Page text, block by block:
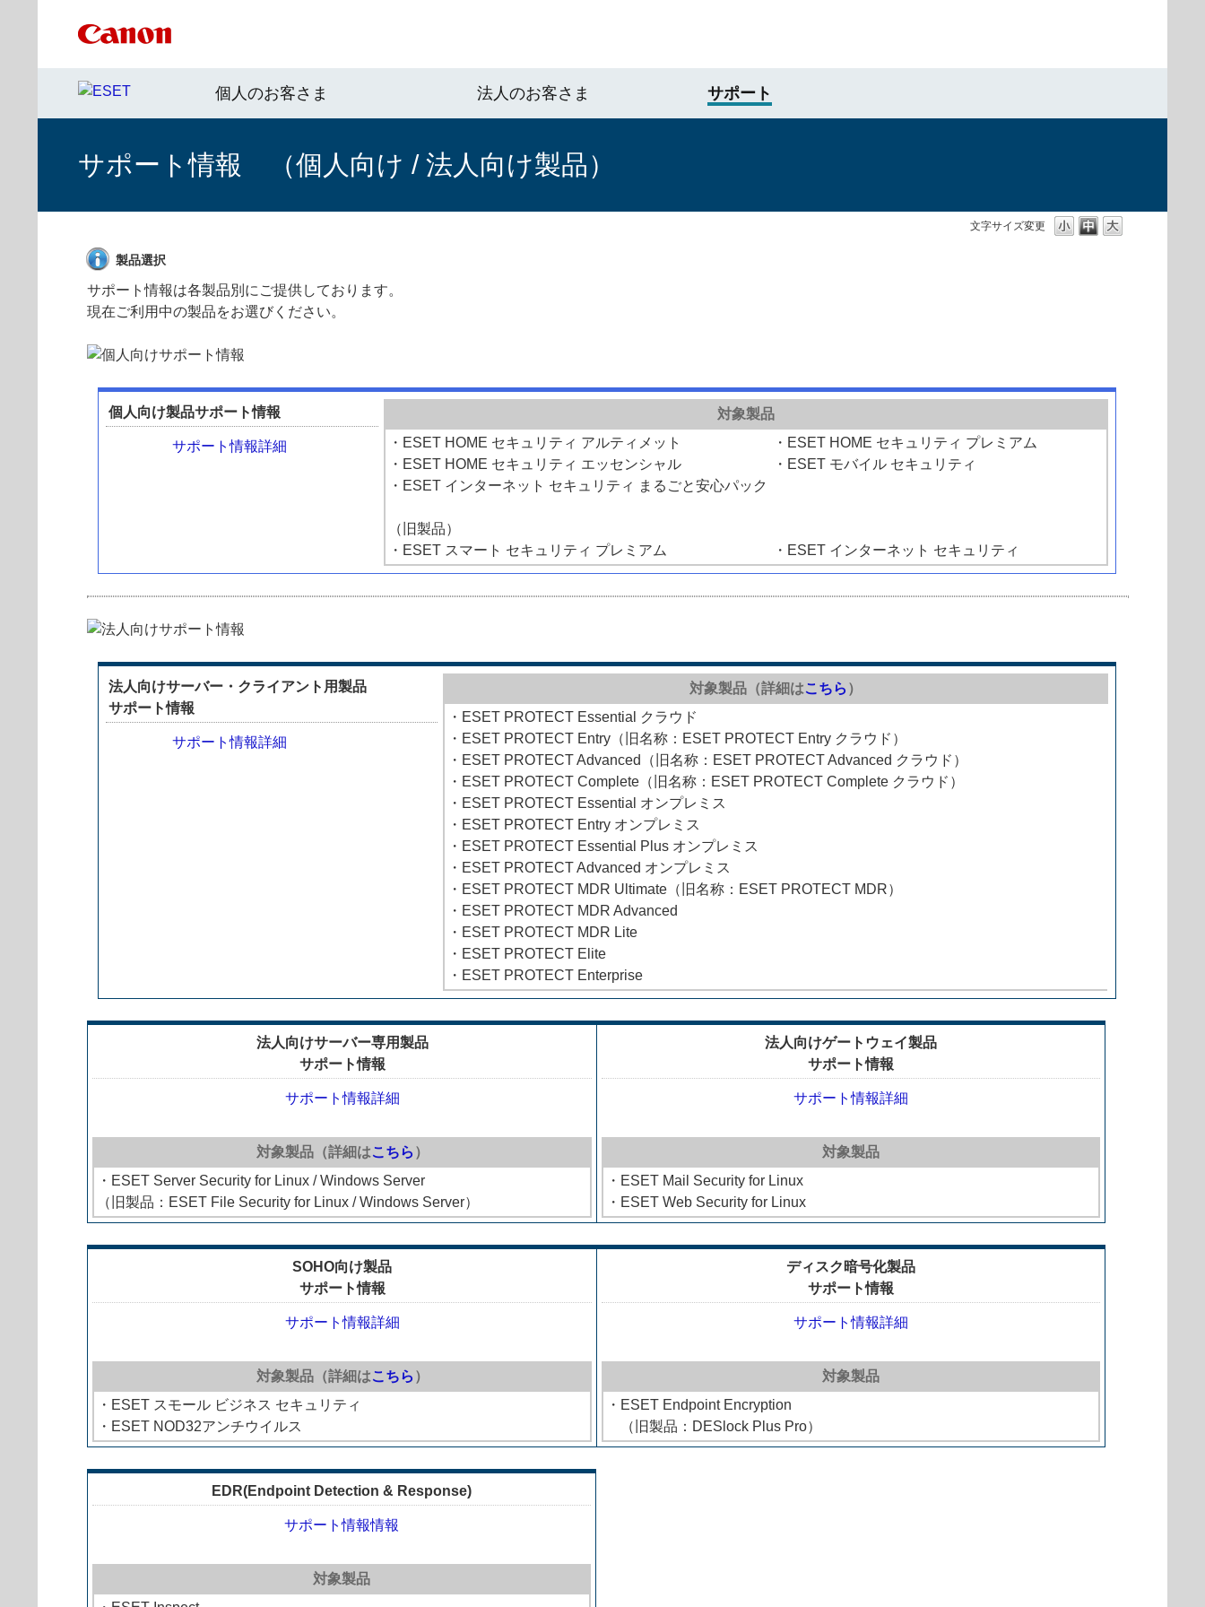
個人のお客さま 法人のお客さま サポート
サポート情報 （個人向け / 法人向け製品）
文字サイズ変更
製品選択
サポート情報は各製品別にご提供しております。
現在ご利用中の製品をお選びください。
個人向け製品サポート情報
サポート情報詳細
対象製品
・ESET HOME セキュリティ アルティメット
・ESET HOME セキュリティ エッセンシャル
・ESET インターネット セキュリティ まるごと安心パック
（旧製品）
・ESET スマート セキュリティ プレミアム
・ESET HOME セキュリティ プレミアム
・ESET モバイル セキュリティ
・ESET インターネット セキュリティ
法人向けサーバー・クライアント用製品
サポート情報
サポート情報詳細
対象製品（詳細はこちら ）
・ESET PROTECT Essential クラウド
・ESET PROTECT Entry（旧名称：ESET PROTECT Entry クラウド）
・ESET PROTECT Advanced（旧名称：ESET PROTECT Advanced クラウド）
・ESET PROTECT Complete（旧名称：ESET PROTECT Complete クラウド）
・ESET PROTECT Essential オンプレミス
・ESET PROTECT Entry オンプレミス
・ESET PROTECT Essential Plus オンプレミス
・ESET PROTECT Advanced オンプレミス
・ESET PROTECT MDR Ultimate（旧名称：ESET PROTECT MDR）
・ESET PROTECT MDR Advanced
・ESET PROTECT MDR Lite
・ESET PROTECT Elite
・ESET PROTECT Enterprise
法人向けサーバー専用製品
サポート情報
サポート情報詳細
対象製品（詳細はこちら ）
・ESET Server Security for Linux / Windows Server
（旧製品：ESET File Security for Linux / Windows Server）
法人向けゲートウェイ製品
サポート情報
サポート情報詳細
対象製品
・ESET Mail Security for Linux
・ESET Web Security for Linux
SOHO向け製品
サポート情報
サポート情報詳細
対象製品（詳細はこちら ）
・ESET スモール ビジネス セキュリティ
・ESET NOD32アンチウイルス
ディスク暗号化製品
サポート情報
サポート情報詳細
対象製品
・ESET Endpoint Encryption
（旧製品：DESlock Plus Pro）
EDR(Endpoint Detection & Response)
サポート情報情報
対象製品